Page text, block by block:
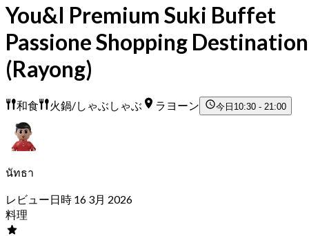
You&I Premium Suki Buffet
Passione Shopping Destination
(Rayong)
和食 火鍋/しゃぶしゃぶ ラヨーン 今日 10:30 - 21:00
นัทธา
レビュー日時 16 3月 2026
料理